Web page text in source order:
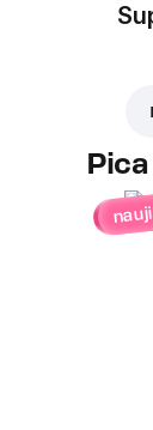
Pica